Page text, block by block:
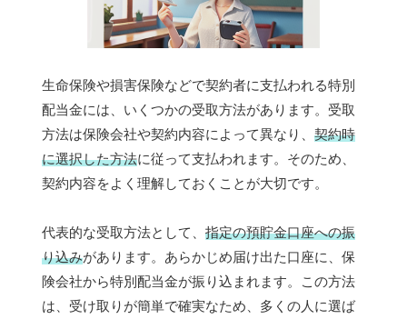
生命保険や損害保険などで契約者に支払われる特別
配当金には、いくつかの受取方法があります。受取
方法は保険会社や契約内容によって異なり、 契約時
に選択した方法に従って支払われます。そのため、
契約内容をよく理解しておくことが大切です。
代表的な受取方法として、 指定の預貯金口座への振
り込みがあります。あらかじめ届け出た口座に、保
険会社から特別配当金が振り込まれます。この方法
は、受け取りが簡単で確実なため、多くの人に選ば